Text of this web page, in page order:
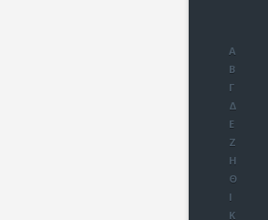
Α
Β
Γ
Δ
Ε
Ζ
Η
Θ
Ι
Κ